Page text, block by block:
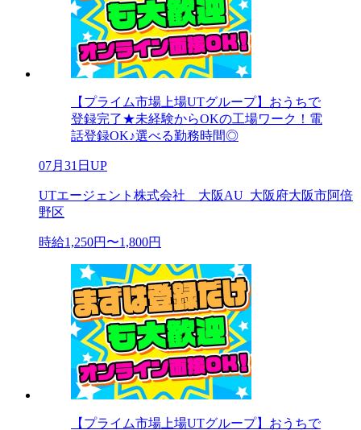
【プライム市場上場UTグループ】おうちで
登録完了★未経験からOKの工場ワーク！電
話登録OK♪選べる勤務時間◎
07月31日UP
UTエージェント株式会社 大阪AU_大阪府大阪市阿倍
野区
時給1,250円〜1,800円
【プライム市場上場UTグループ】おうちで